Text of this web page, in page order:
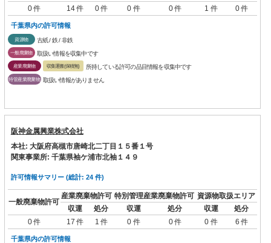
0 件
14 件 0 件 0 件 0 件 1 件 0 件
千葉県内の許可情報
資源物 古紙 / 鉄 / 非鉄
一般廃棄物 取扱い情報を収集中です
産業廃棄物 収集運搬(保積無) 所持している許可の品目情報を収集中です
特管産業廃棄物 取扱い情報がありません
阪神金属興業株式会社
本社: 大阪府高槻市唐崎北二丁目１５番１号
関東事業所: 千葉県袖ケ浦市北袖１４９
許可情報サマリー (総計: 24 件)
一般廃棄物許可
産業廃棄物許可 特別管理産業廃棄物許可 資源物取扱エリア
収運
処分 収運 処分 収運
処分
0 件
17 件 1 件 0 件 0 件 0 件 6 件
千葉県内の許可情報